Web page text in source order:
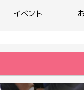
イベント